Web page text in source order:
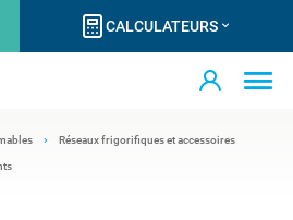
CALCULATEURS
Réseaux frigorifiques et accessoires